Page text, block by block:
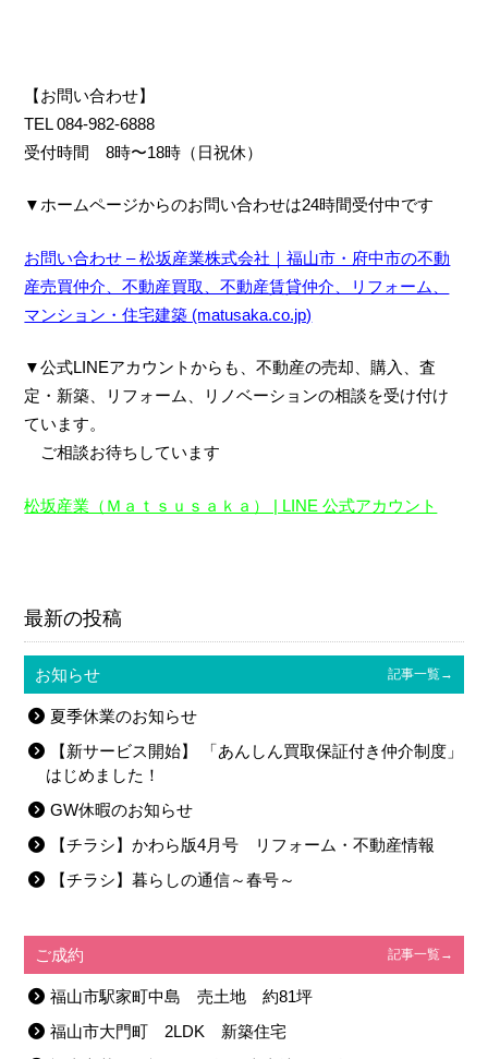
【お問い合わせ】
TEL 084-982-6888
受付時間 8時〜18時（日祝休）
▼ホームページからのお問い合わせは24時間受付中です
お問い合わせ – 松坂産業株式会社｜福山市・府中市の不動
産売買仲介、不動産買取、不動産賃貸仲介、リフォーム、
マンション・住宅建築 (matusaka.co.jp)
▼公式LINEアカウントからも、不動産の売却、購入、査
定・新築、リフォーム、リノベーションの相談を受け付け
ています。
ご相談お待ちしています
松坂産業（Ｍａｔｓｕｓａｋａ） | LINE 公式アカウント
最新の投稿
お知らせ 記事一覧→
夏季休業のお知らせ
【新サービス開始】 「あんしん買取保証付き仲介制度」
はじめました！
GW休暇のお知らせ
【チラシ】かわら版4月号 リフォーム・不動産情報
【チラシ】暮らしの通信～春号～
ご成約 記事一覧→
福山市駅家町中島 売土地 約81坪
福山市大門町 2LDK 新築住宅